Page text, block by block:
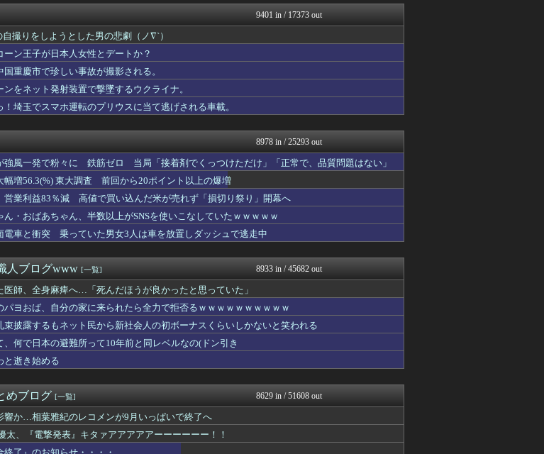
を半分に減らす」←もしこうなったらｗｗｗ
アニはつ -アニメ発信場-
題にｗｗｗｗｗｗｗｗｗｗｗ
まにゅそく 2chまとめニ...
送ｗｗｗｗｗｗｗｗｗｗｗｗｗ
男性が隣に並ぶとチンチクリンに見えてしま...
んにしろ
mutyunのゲーム+αブ...
ゃった…
ああ言えばForYou
作ったロボに乗ることが多いの？
ょっとこい
なんJ PRIDE
産も急増 過去最多ペースで推移
汎用型自作PCまとめ
第6話「プッチーのお引っ越し」感想・実況...
へんそく！
うまぴょいチャンネル -ウ...
の
PCパーツまとめ
グッズ「オグリキャップタマモクロスアクリ...
てなんか嬉しくなるよね！！」
Vtuberまとめるよ～ん
Y速報
ゆるゲーマー遅報
とした男の悲劇（ノ∇`）
1000mg
ー、審判への性接待がバレまくる！』、『...
日本と韓国は敵か？味方か？...
活できても新要件「届かない」…永住許可厳... 常識的に考えた
9401 in / 17373 out
自撮りをしようとした男の悲劇（ノ∇`）
ーン王子が日本人女性とデートか？
国重慶市で珍しい事故が撮影される。
ンをネット発射装置で撃墜するウクライナ。
！埼玉でスマホ運転のプリウスに当て逃げされる車載。
8978 in / 25293 out
強風一発で粉々に 鉄筋ゼロ 当局「接着剤でくっつけただけ」「正常で、品質問題はない」
幅増56.3(%) 東大調査 前回から20ポイント以上の爆増
営業利益83％減 高値で買い込んだ米が売れず「損切り祭り」開幕へ
ん・おばあちゃん、半数以上がSNSを使いこなしていたｗｗｗｗｗ
電車と衝突 乗っていた男女3人は車を放置しダッシュで逃走中
人ブログwww [一覧] 8933 in / 45682 out
医師、全身麻痺へ…「死んだほうが良かったと思っていた」
パヨおば、自分の家に来られたら全力で拒否るｗｗｗｗｗｗｗｗｗｗ
束披露するもネット民から新社会人の初ボーナスくらいしかないと笑われる
、何で日本の避難所って10年前と同レベルなの(ドン引き
と逝き始める
めブログ [一覧] 8629 in / 51608 out
響か…相葉雅紀のレコメンが9月いっぱいで終了へ
太、『電撃発表』キタァアアアアアーーーーーー！！